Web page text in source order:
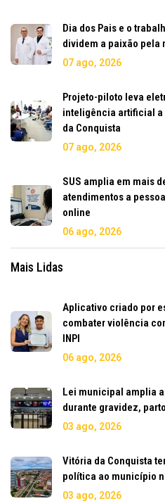
Dia dos Pais e o
dividem a paixão pela
07 ago, 2026
Projeto-piloto leva
inteligência artificial a
da Conquista
07 ago, 2026
SUS amplia em mais
atendimentos a
online
06 ago, 2026
Mais Lidas
Aplicativo criado por
combater violência
INPI
06 ago, 2026
Lei municipal amplia
durante gravidez,
03 ago, 2026
Vitória da Conquista
política ao município
03 ago, 2026